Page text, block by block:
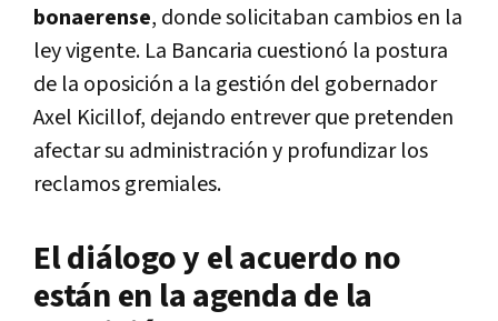
bonaerense, donde solicitaban cambios en la
ley vigente. La Bancaria cuestionó la postura
de la oposición a la gestión del gobernador
Axel Kicillof, dejando entrever que pretenden
afectar su administración y profundizar los
reclamos gremiales.
El diálogo y el acuerdo no
están en la agenda de la